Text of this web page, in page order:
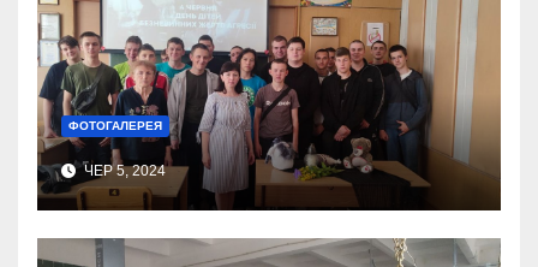
ФОТОГАЛЕРЕЯ
ЧЕР 5, 2024